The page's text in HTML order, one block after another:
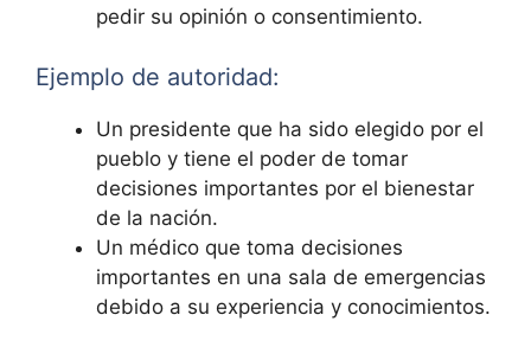
pedir su opinión o consentimiento.
Ejemplo de autoridad:
Un presidente que ha sido elegido por el
pueblo y tiene el poder de tomar
decisiones importantes por el bienestar
de la nación.
Un médico que toma decisiones
importantes en una sala de emergencias
debido a su experiencia y conocimientos.